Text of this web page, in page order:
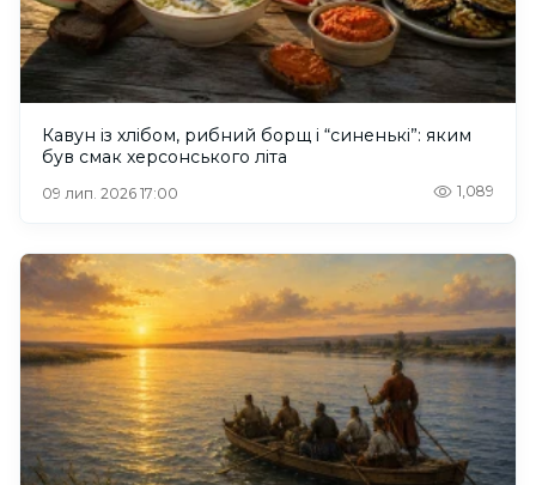
Кавун із хлібом, рибний борщ і “синенькі”: яким
був смак херсонського літа
09 лип. 2026 17:00 1,089